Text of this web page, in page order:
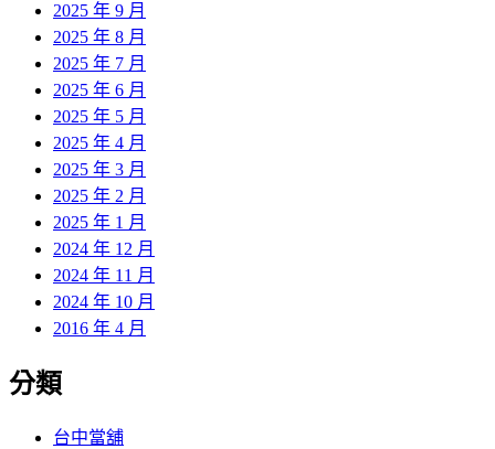
2025 年 9 月
2025 年 8 月
2025 年 7 月
2025 年 6 月
2025 年 5 月
2025 年 4 月
2025 年 3 月
2025 年 2 月
2025 年 1 月
2024 年 12 月
2024 年 11 月
2024 年 10 月
2016 年 4 月
分類
台中當舖